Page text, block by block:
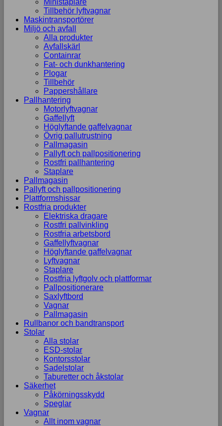
Ministaplare
Tillbehör lyftvagnar
Maskintransportörer
Miljö och avfall
Alla produkter
Avfallskärl
Containrar
Fat- och dunkhantering
Plogar
Tillbehör
Pappershållare
Pallhantering
Motorlyftvagnar
Gaffellyft
Höglyftande gaffelvagnar
Övrig pallutrustning
Pallmagasin
Pallyft och pallpositionering
Rostfri pallhantering
Staplare
Pallmagasin
Pallyft och pallpositionering
Plattformshissar
Rostfria produkter
Elektriska dragare
Rostfri pallvinkling
Rostfria arbetsbord
Gaffellyftvagnar
Höglyftande gaffelvagnar
Lyftvagnar
Staplare
Rostfria lyftgolv och plattformar
Pallpositionerare
Saxlyftbord
Vagnar
Pallmagasin
Rullbanor och bandtransport
Stolar
Alla stolar
ESD-stolar
Kontorsstolar
Sadelstolar
Taburetter och åkstolar
Säkerhet
Påkörningsskydd
Speglar
Vagnar
Allt inom vagnar